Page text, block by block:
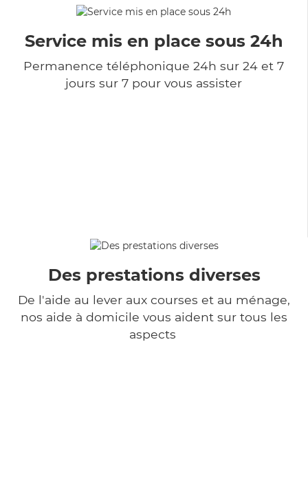
Service mis en place sous 24h
Permanence téléphonique 24h sur 24 et 7
jours sur 7 pour vous assister
Des prestations diverses
De l'aide au lever aux courses et au ménage,
nos aide à domicile vous aident sur tous les
aspects